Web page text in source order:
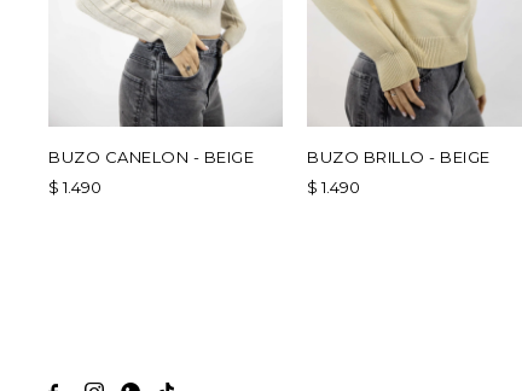
BUZO CANELON - BEIGE
$ 1.490
BUZO BRILLO - BEIGE
$ 1.490